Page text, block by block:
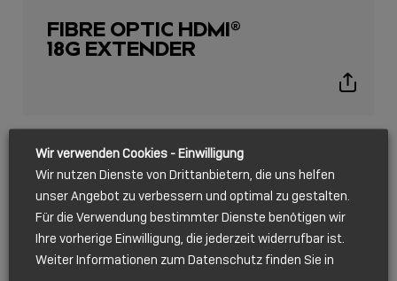
FIBRE OPTIC HDMI®
18G EXTENDER
Show
JAN 2020
Wir verwenden Cookies - Einwilligung
Wir nutzen Dienste von Drittanbietern, die uns helfen
unser Angebot zu verbessern und optimal zu gestalten.
Für die Verwendung bestimmter Dienste benötigen wir
Ihre vorherige Einwilligung, die jederzeit widerrufbar ist.
Weiter Informationen zum Datenschutz finden Sie in